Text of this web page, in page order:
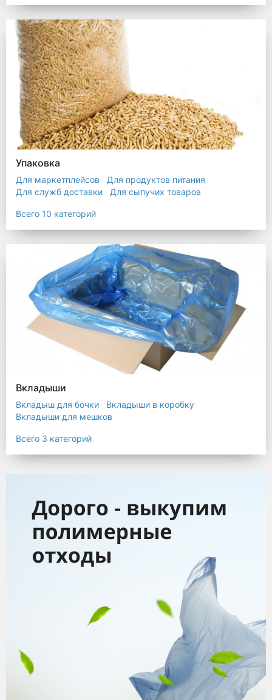
Упаковка
Для маркетплейсов
Для продуктов питания
Для служб доставки
Для сыпучих товаров
Промышленная упаковка
Прочая полиэтиленовая упаковка
Всего 10 категорий
Вкладыши
Вкладыш для бочки
Вкладыши в коробку
Вкладыши для мешков
Всего 3 категорий